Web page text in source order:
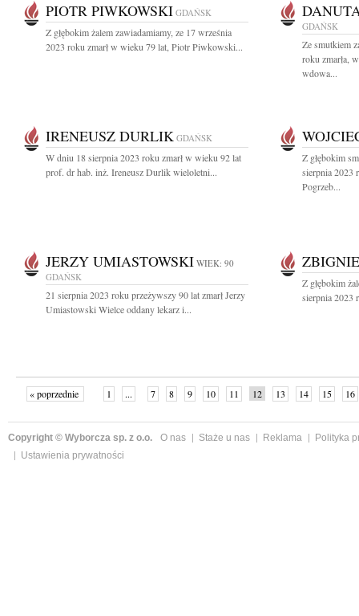
PIOTR PIWKOWSKI GDAŃSK
Z głębokim żalem zawiadamiamy, ze 17 września
2023 roku zmarł w wieku 79 lat, Piotr Piwkowski...
GDAŃSK
Ze smutkiem
roku zmarła,
wdowa...
IRENEUSZ DURLIK GDAŃSK
W dniu 18 sierpnia 2023 roku zmarł w wieku 92 lat
prof. dr hab. inż. Ireneusz Durlik wieloletni...
Z głębokim
sierpnia 2023
Pogrzeb...
JERZY UMIASTOWSKI WIEK: 90
GDAŃSK
21 sierpnia 2023 roku przeżywszy 90 lat zmarł Jerzy
Umiastowski Wielce oddany lekarz i...
Z głębokim
sierpnia 2023
« poprzednie 1 ... 7 8 9 10 11 12 13 14 15 16
Copyright © Wyborcza sp. z o.o. O nas Staże u nas Reklama
Polityka
Ustawienia prywatności